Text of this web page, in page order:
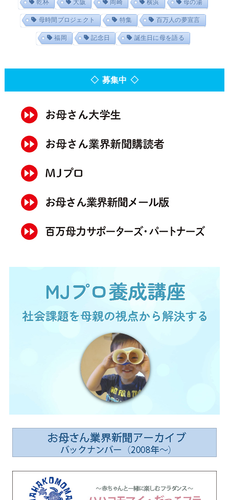
乾杯 大阪 岡崎 横浜 母の湯
母時間プロジェクト 特集 百万人の夢宣言
福岡 記念日 誕生日に母を語る
◇ 募集中 ◇